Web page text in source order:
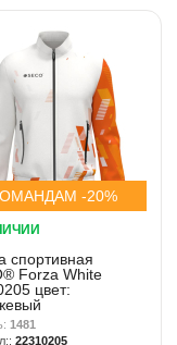
-20%
спортивная
Forza White
цвет:
1481
22310205